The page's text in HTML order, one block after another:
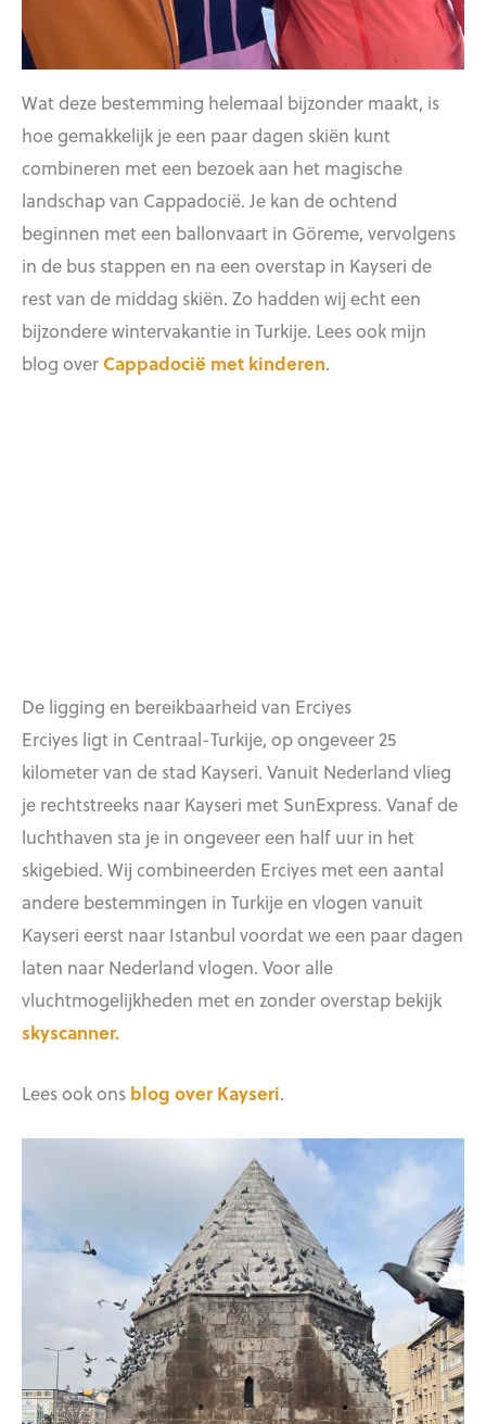
Wat deze bestemming helemaal bijzonder maakt, is
hoe gemakkelijk je een paar dagen skiën kunt
combineren met een bezoek aan het magische
landschap van Cappadocië. Je kan de ochtend
beginnen met een ballonvaart in Göreme, vervolgens
in de bus stappen en na een overstap in Kayseri de
rest van de middag skiën. Zo hadden wij echt een
bijzondere wintervakantie in Turkije. Lees ook mijn
blog overCappadocië met kinderen.
De ligging en bereikbaarheid van Erciyes
Erciyes ligt in Centraal-Turkije, op ongeveer 25
kilometer van de stad Kayseri. Vanuit Nederland vlieg
je rechtstreeks naar Kayseri met SunExpress. Vanaf de
luchthaven sta je in ongeveer een half uur in het
skigebied. Wij combineerden Erciyes met een aantal
andere bestemmingen in Turkije en vlogen vanuit
Kayseri eerst naar Istanbul voordat we een paar dagen
laten naar Nederland vlogen. Voor alle
vluchtmogelijkheden met en zonder overstap bekijk
skyscanner.
Lees ook ons blog over Kayseri.